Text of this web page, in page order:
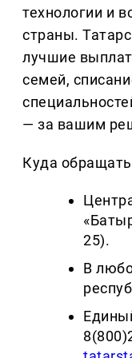
технологии и
страны.
лучшие
семей,
— за вашим
Куда
25).
В